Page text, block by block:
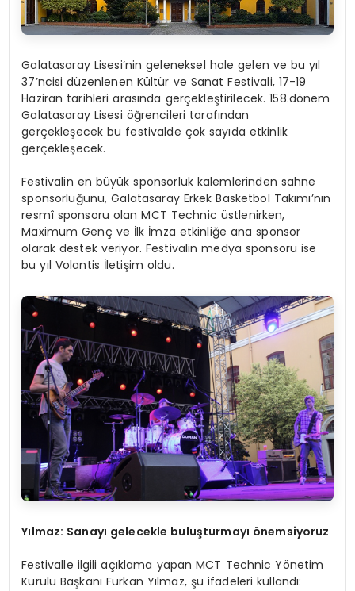
Galatasaray Lisesi’nin geleneksel hale gelen ve bu yıl
37’ncisi düzenlenen Kültür ve Sanat Festivali, 17-19
Haziran tarihleri arasında gerçekleştirilecek. 158.dönem
Galatasaray Lisesi öğrencileri tarafından
gerçekleşecek bu festivalde çok sayıda etkinlik
gerçekleşecek.
Festivalin en büyük sponsorluk kalemlerinden sahne
sponsorluğunu, Galatasaray Erkek Basketbol Takımı’nın
resmî sponsoru olan MCT Technic üstlenirken,
Maximum Genç ve İlk İmza etkinliğe ana sponsor
olarak destek veriyor. Festivalin medya sponsoru ise
bu yıl Volantis İletişim oldu.
Yılmaz: Sanayı gelecekle buluşturmayı önemsiyoruz
Festivalle ilgili açıklama yapan MCT Technic Yönetim
Kurulu Başkanı Furkan Yılmaz, şu ifadeleri kullandı: